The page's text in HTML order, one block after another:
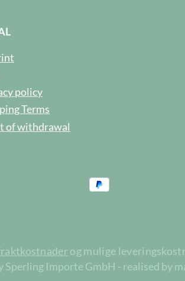
policy
Terms
of withdrawal
og mulige
Sperling Importe GmbH - realised by